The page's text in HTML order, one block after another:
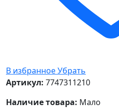
В избранноеУбрать
Артикул: 7747311210
Наличие товара: Мало